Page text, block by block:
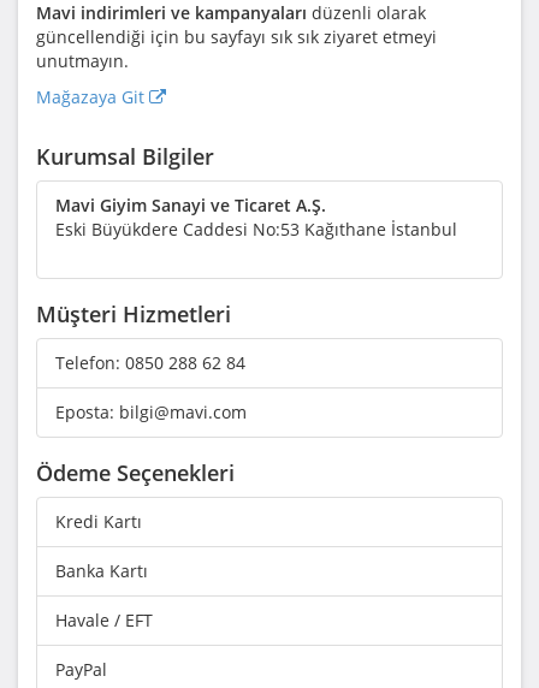
Mavi indirimleri ve kampanyaları düzenli olarak
güncellendiği için bu sayfayı sık sık ziyaret etmeyi
unutmayın.
Mağazaya Git
Kurumsal Bilgiler
Mavi Giyim Sanayi ve Ticaret A.Ş.
Eski Büyükdere Caddesi No:53 Kağıthane İstanbul
Müşteri Hizmetleri
Telefon: 0850 288 62 84
Eposta: bilgi@mavi.com
Ödeme Seçenekleri
Kredi Kartı
Banka Kartı
Havale / EFT
PayPal